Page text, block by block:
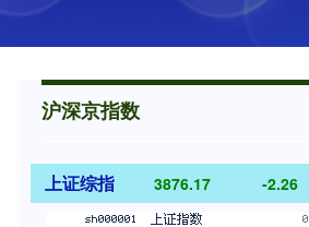
沪深京指数
上证综指 3876.21 -2.22